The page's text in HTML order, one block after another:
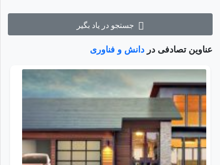
جستجو در یاد بگیر
عناوین تصادفی در دانش و فناوری